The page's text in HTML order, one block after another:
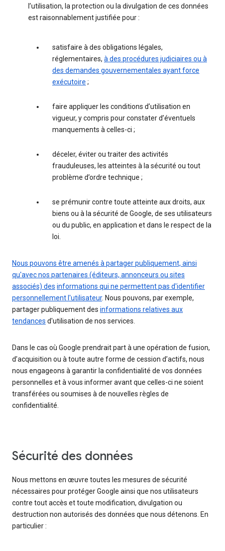
l’utilisation, la protection ou la divulgation de ces données
est raisonnablement justifiée pour :
satisfaire à des obligations légales,
réglementaires, à des procédures judiciaires ou à
des demandes gouvernementales ayant force
exécutoire ;
faire appliquer les conditions d’utilisation en
vigueur, y compris pour constater d’éventuels
manquements à celles-ci ;
déceler, éviter ou traiter des activités
frauduleuses, les atteintes à la sécurité ou tout
problème d’ordre technique ;
se prémunir contre toute atteinte aux droits, aux
biens ou à la sécurité de Google, de ses utilisateurs
ou du public, en application et dans le respect de la
loi.
Nous pouvons être amenés à partager publiquement, ainsi
qu'avec nos partenaires (éditeurs, annonceurs ou sites
associés) des informations qui ne permettent pas d'identifier
personnellement l'utilisateur. Nous pouvons, par exemple,
partager publiquement des informations relatives aux
tendances d'utilisation de nos services.
Dans le cas où Google prendrait part à une opération de fusion,
d’acquisition ou à toute autre forme de cession d’actifs, nous
nous engageons à garantir la confidentialité de vos données
personnelles et à vous informer avant que celles-ci ne soient
transférées ou soumises à de nouvelles règles de
confidentialité.
Sécurité des données
Nous mettons en œuvre toutes les mesures de sécurité
nécessaires pour protéger Google ainsi que nos utilisateurs
contre tout accès et toute modification, divulgation ou
destruction non autorisés des données que nous détenons. En
particulier :